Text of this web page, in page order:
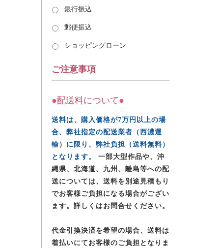
銀行振込
郵便振込
ショッピングローン
ご注意事項
●配送料について●
送料は、購入価格が7万円以上の場
合、弊社指定の配送業者（西濃運
輸）に限り、弊社負担（送料無料）
となります。
一部大型作品や、沖
縄県、北海道、九州、離島等への配
送については、送料を別途見積もり
でお客様ご負担になる場合がござい
ます。詳しくはお問合せください。
代金引換決済を希望の場合、送料は
着払いにてお客様のご負担となりま